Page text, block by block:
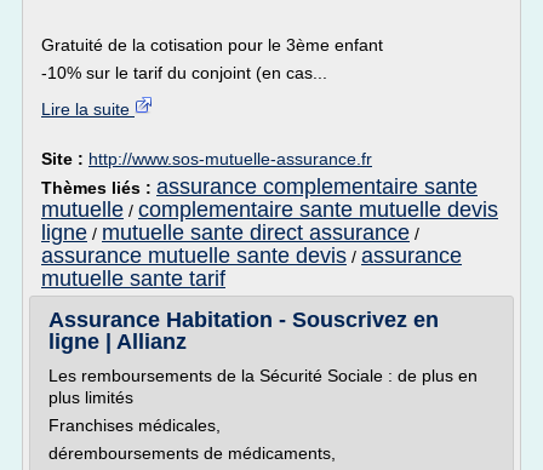
Gratuité de la cotisation pour le 3ème enfant
-10% sur le tarif du conjoint (en cas...
Lire la suite
Site : http://www.sos-mutuelle-assurance.fr
Thèmes liés : assurance complementaire sante
mutuelle / complementaire sante mutuelle devis
ligne / mutuelle sante direct assurance /
assurance mutuelle sante devis / assurance
mutuelle sante tarif
Assurance Habitation - Souscrivez en
ligne | Allianz
Les remboursements de la Sécurité Sociale : de plus en
plus limités
Franchises médicales,
déremboursements de médicaments,